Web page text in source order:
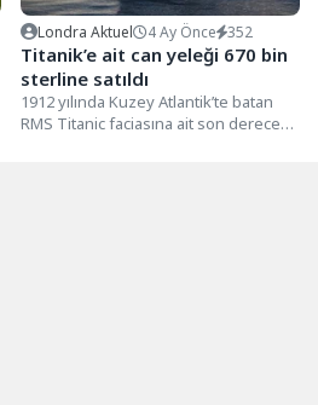
Londra Aktuel 4 Ay Önce 352
Titanik’e ait can yeleği 670 bin
sterline satıldı
1912 yılında Kuzey Atlantik’te batan
RMS Titanic faciasına ait son derece